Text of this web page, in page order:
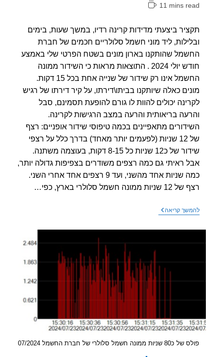
11 mins
ביצעתי מדידות קרינה רדיו, במשך שעות, בימים
ליד מוני חשמל סלולריים חכמים של חברת
שהותקנו בארון מונים בשטח הפרטי שלי באמצע
חודש יולי 2024 . התוצאות מראות כי השידור ממונה
החשמל אינו רק שידור של שנייה אחת בכל 15 דקות.
כאלה שיותקנו בביתו\דירתו, על קיר דירתו של רגיש
יכולים להוות לו גורם להופעת תסמינם, סבל
בריאותית והרעה במצב הרגישות לקרינה.
מתאפיינים בכמה טיפוסי שידור אופניים: רצף
של 12 שניות (לפעמים יותר מאחד) בדרך כלל על רצפי
שידור של כ12 שניות כל 8-15 דקות, בעוצמה משתנה.
ראיתי גם כמה רצפים משודרים בצפיפות גדולה יותר,
כמה שניות אחד מהשני, ועד 9 רצפים אחד אחרי השני.
חשמל סלולרי בארץ, כפי…
קריאהמדידת
חשמל סלולרי של חברת החשמל 07/2024